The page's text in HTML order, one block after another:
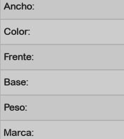
Ancho:
Color:
Frente:
Base:
Peso:
Marca: